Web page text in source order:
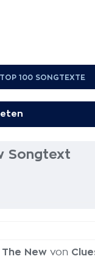
TOP 100 SONGTEXTE
Songtext
The New von